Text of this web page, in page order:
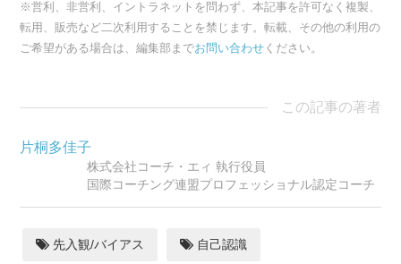
※営利、非営利、イントラネットを問わず、本記事を許可なく複製、
転用、販売など二次利用することを禁じます。転載、その他の利用の
ご希望がある場合は、編集部までお問い合わせ ください。
この記事の著者
片桐多佳子
株式会社コーチ・エィ 執行役員
国際コーチング連盟プロフェッショナル認定コーチ
先入観/バイアス 自己認識